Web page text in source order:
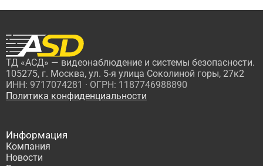
ТД «АСД» — видеонаблюдение и системы безопасности.
105275, г. Москва, ул. 5-я улица Соколиной горы, 27к2
ИНН: 9717074281 · ОГРН: 1187746988890
Политика конфиденциальности
Информация
Компания
Новости